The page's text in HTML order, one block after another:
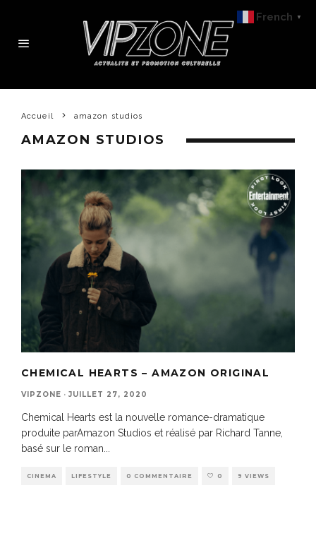
Accueil amazon studios
AMAZON STUDIOS
CHEMICAL HEARTS – AMAZON ORIGINAL
VIPZONE · JUILLET 27, 2020
Chemical Hearts est la nouvelle romance-dramatique
produite parAmazon Studios et réalisé par Richard Tanne,
basé sur le roman
CINEMA LIFESTYLE 0 COMMENTAIRE 0 9 VIEWS
French ▼